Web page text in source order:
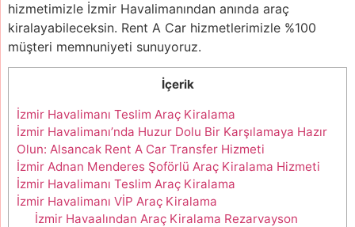
hizmetimizle İzmir Havalimanından anında araç
kiralayabileceksin. Rent A Car hizmetlerimizle %100
müşteri memnuniyeti sunuyoruz.
İçerik
İzmir Havalimanı Teslim Araç Kiralama
İzmir Havalimanı’nda Huzur Dolu Bir Karşılamaya Hazır
Olun: Alsancak Rent A Car Transfer Hizmeti
İzmir Adnan Menderes Şoförlü Araç Kiralama Hizmeti
İzmir Havalimanı Teslim Araç Kiralama
İzmir Havalimanı VİP Araç Kiralama
İzmir Havaalından Araç Kiralama Rezarvayson